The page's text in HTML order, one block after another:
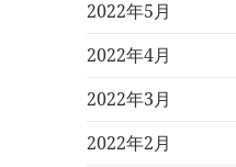
2022年5月
2022年4月
2022年3月
2022年2月